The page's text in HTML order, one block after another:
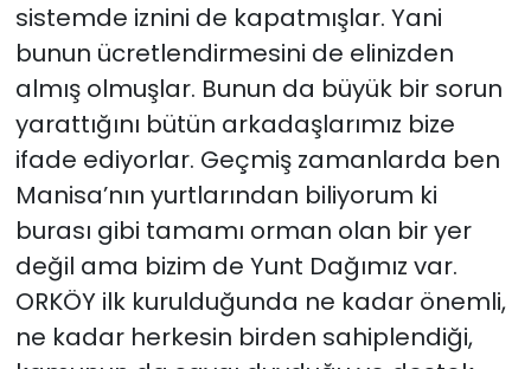
sistemde iznini de kapatmışlar. Yani
bunun ücretlendirmesini de elinizden
almış olmuşlar. Bunun da büyük bir sorun
yarattığını bütün arkadaşlarımız bize
ifade ediyorlar. Geçmiş zamanlarda ben
Manisa’nın yurtlarından biliyorum ki
burası gibi tamamı orman olan bir yer
değil ama bizim de Yunt Dağımız var.
ORKÖY ilk kurulduğunda ne kadar önemli,
ne kadar herkesin birden sahiplendiği,